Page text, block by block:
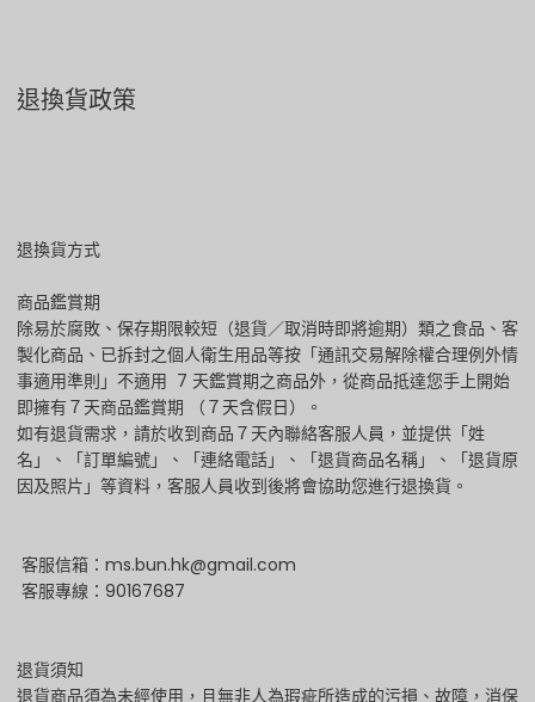
退換貨政策
退換貨方式
商品鑑賞期
除易於腐敗、保存期限較短（退貨／取消時即將逾期）類之食品、客
製化商品、已拆封之個人衛生用品等按「通訊交易解除權合理例外情
事適用準則」不適用 7 天鑑賞期之商品外，從商品抵達您手上開始
即擁有７天商品鑑賞期 （７天含假日）。
如有退貨需求，請於收到商品７天內聯絡客服人員，並提供「姓
名」、「訂單編號」、「連絡電話」、「退貨商品名稱」、「退貨原
因及照片」等資料，客服人員收到後將會協助您進行退換貨。
客服信箱：ms.bun.hk@gmail.com
客服專線：90167687
退貨須知
退貨商品須為未經使用，且無非人為瑕疵所造成的污損、故障，消保